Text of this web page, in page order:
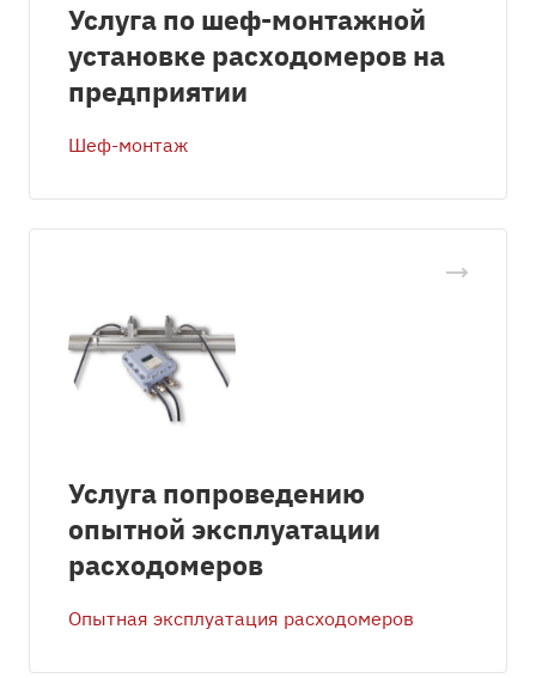
Услуга по шеф-монтажной
установке расходомеров на
предприятии
Шеф-монтаж
Услуга попроведению
опытной эксплуатации
расходомеров
Опытная эксплуатация расходомеров